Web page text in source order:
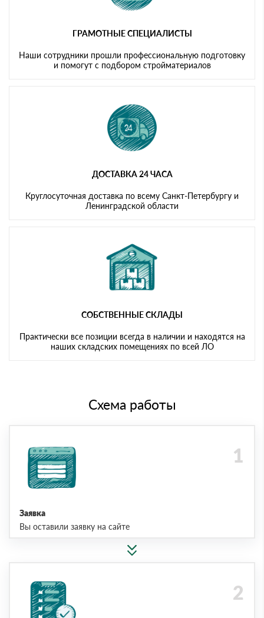
ГРАМОТНЫЕ СПЕЦИАЛИСТЫ
Наши сотрудники прошли профессиональную подготовку
и помогут с подбором стройматериалов
ДОСТАВКА 24 ЧАСА
Круглосуточная доставка по всему Санкт-Петербургу и
Ленинградской области
СОБСТВЕННЫЕ СКЛАДЫ
Практически все позиции всегда в наличии и находятся на
наших складских помещениях по всей ЛО
Схема работы
Заявка
Вы оставили заявку на сайте